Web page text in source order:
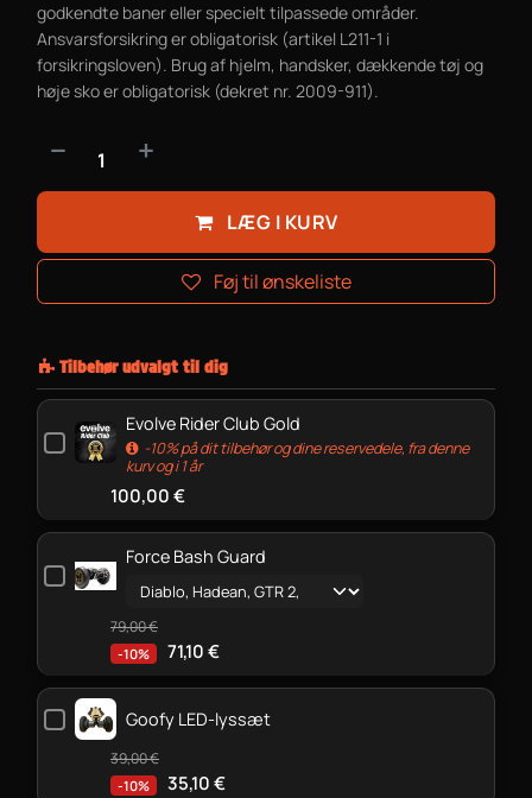
godkendte baner eller specielt tilpassede områder.
Ansvarsforsikring er obligatorisk (artikel L211-1 i
forsikringsloven). Brug af hjelm, handsker, dækkende tøj og
høje sko er obligatorisk (dekret nr. 2009-911).
LÆG I KURV
Føj til ønskeliste
Tilbehør udvalgt til dig
Evolve Rider Club Gold
-10% på dit tilbehør og dine reservedele, fra denne
kurv og i 1 år
100,00€
Force Bash Guard
79,00€
-10% 71,10€
Goofy LED-lyssæt
39,00€
-10% 35,10€